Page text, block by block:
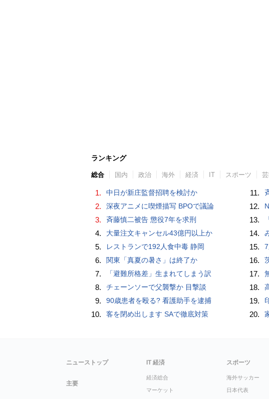
ランキング
総合 国内 政治 海外 経済 IT スポーツ
1. 中日が新庄監督招聘を検討か
2. 深夜アニメに喫煙描写 BPOで議論
3. 斉藤慎二被告 懲役7年を求刑
4. 大量注文キャンセル43億円以上か
5. レストランで192人食中毒 静岡
6. 関東「真夏の暑さ」は終了か
7. 「避難所格差」生まれてしまう訳
8. チェーンソーで父襲撃か 目撃談
9. 90歳患者を殴る? 看護助手を逮捕
10. 客を閉め出します SAで徹底対策
11.
12.
13.
14.
15.
16.
17.
18.
19.
20.
ニューストップ
主要
IT 経済
経済総合
マーケット
スポーツ
海外サッカー
日本代表